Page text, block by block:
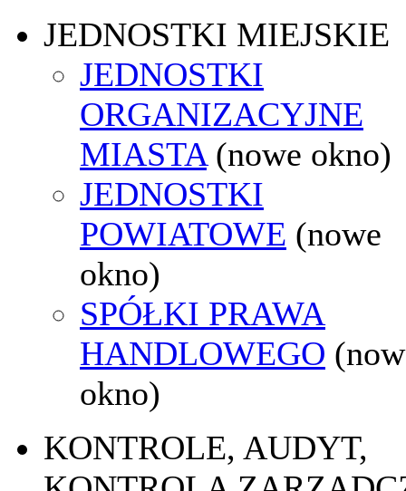
JEDNOSTKI MIEJSKIE
JEDNOSTKI
ORGANIZACYJNE
MIASTA (nowe okno)
JEDNOSTKI
POWIATOWE (nowe
okno)
SPÓŁKI PRAWA
HANDLOWEGO
okno)
KONTROLE, AUDYT,